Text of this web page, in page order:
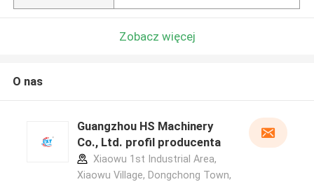
Zobacz więcej
O nas
Guangzhou HS Machinery
Co., Ltd. profil producenta
Xiaowu 1st Industrial Area,
Xiaowu Village, Dongchong Town,